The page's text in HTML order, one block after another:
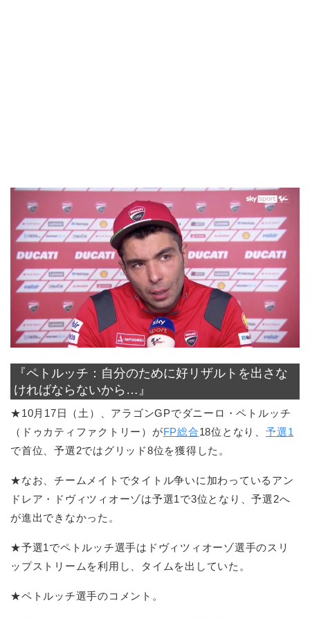
『ペトルッチ：自分のために好リザルトを出さな
ければならないから…』
★10月17日（土）、アラゴンGPでダニーロ・ペトルッチ
（ドゥカティファクトリー）がFP総合18位となり、予選1
で首位、予選2ではグリッド8位を獲得した。
★なお、チームメイトでタイトル争いに加わっているアン
ドレア・ドヴィツィオーゾは予選1で3位となり、予選2へ
が進出できなかった。
★予選1でペトルッチ選手はドヴィツィオーゾ選手のスリ
ップストリームを利用し、タイムを出していた。
★ペトルッチ選手のコメント。